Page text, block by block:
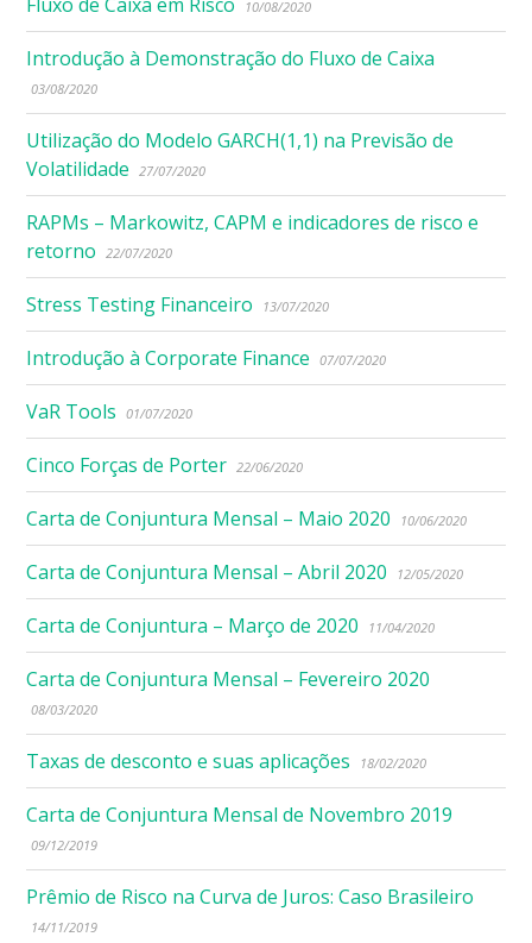
10/08/2020
Introdução à Demonstração do Fluxo de Caixa
03/08/2020
Utilização do Modelo GARCH(1,1) na Previsão de
Volatilidade
27/07/2020
RAPMs – Markowitz, CAPM e indicadores de risco e
retorno
22/07/2020
Stress Testing Financeiro 13/07/2020
Introdução à Corporate Finance 07/07/2020
VaR Tools 01/07/2020
Cinco Forças de Porter 22/06/2020
Carta de Conjuntura Mensal – Maio 2020 10/06/2020
Carta de Conjuntura Mensal – Abril 2020 12/05/2020
Carta de Conjuntura – Março de 2020 11/04/2020
Carta de Conjuntura Mensal – Fevereiro 2020
08/03/2020
Taxas de desconto e suas aplicações 18/02/2020
Carta de Conjuntura Mensal de Novembro 2019
09/12/2019
Prêmio de Risco na Curva de Juros: Caso Brasileiro
14/11/2019